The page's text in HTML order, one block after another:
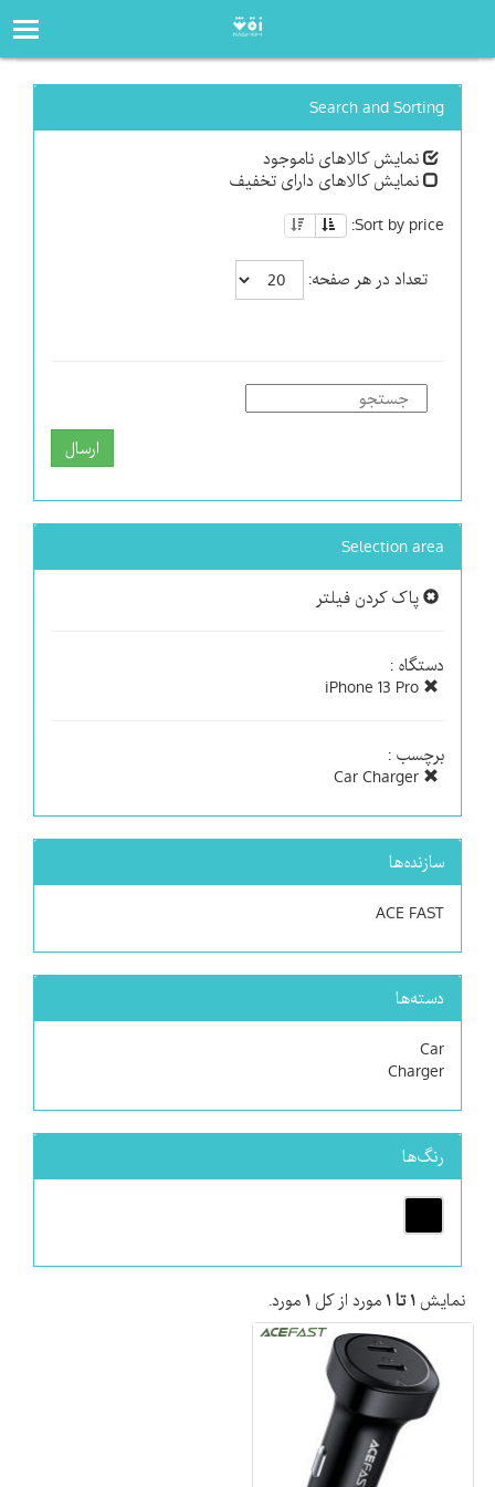
Search and Sorting
نمایش کالاهای ناموجود
نمایش کالاهای دارای تخفیف
Sort by price:
تعداد در هر صفحه:
ارسال
Selection area
پاک کردن فیلتر
دستگاه :
برچسب :
سازنده‌ها
ACE FAST
دسته‌ها
Car
Charger
رنگ‌ها
نمایش ۱ تا ۱ مورد از کل ۱ مورد.